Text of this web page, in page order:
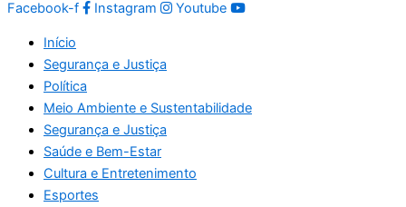
Facebook-f Instagram Youtube
Início
Segurança e Justiça
Política
Meio Ambiente e Sustentabilidade
Segurança e Justiça
Saúde e Bem-Estar
Cultura e Entretenimento
Esportes